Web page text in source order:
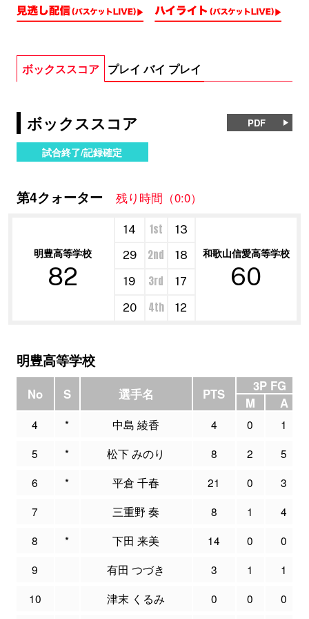
ボックススコア プレイ バイ プレイ
ボックススコア PDF
試合終了/記録確定
第4クォーター 残り時間（0:0）
明豊高等学校
82
14 1st
13
和歌山信愛高等学校
60
29 2nd
18
19
3rd
17
20
4th 12
明豊高等学校
No S 選手名 PTS
3P FG
M
A
4 * 中島 綾香 4 0
1
5
* 松下 みのり 8 2
5
6
* 平倉 千春 21 0
3
7
三重野 奏 8 1
4
8
* 下田 来美 14 0
0
9
有田 つづき 3 1
1
10
津末 くるみ 0 0 0